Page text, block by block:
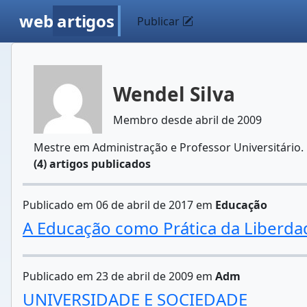
web artigos Publicar
Wendel Silva
Membro desde abril de 2009
Mestre em Administração e Professor Universitário.
(4) artigos publicados
Publicado em 06 de abril de 2017 em Educação
A Educação como Prática da
Publicado em 23 de abril de 2009 em Adm
UNIVERSIDADE E SOCIEDADE